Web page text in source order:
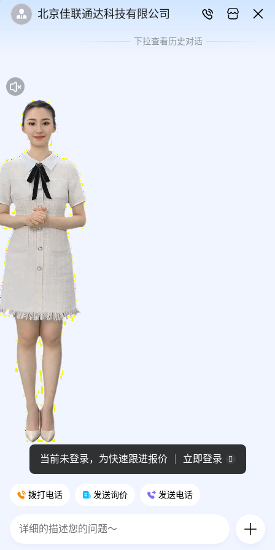
北京佳联通达科技有限公司
下拉查看历史对话
拨打电话 发送询价 发送电话
当前未登录，为快速跟进报价 立即登录